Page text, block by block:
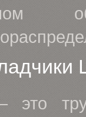
это